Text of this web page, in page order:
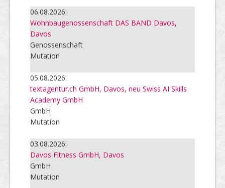
06.08.2026:
Wohnbaugenossenschaft DAS BAND Davos,
Davos
Genossenschaft
Mutation
05.08.2026:
textagentur.ch GmbH, Davos, neu Swiss AI Skills
Academy GmbH
GmbH
Mutation
03.08.2026:
Davos Fitness GmbH, Davos
GmbH
Mutation